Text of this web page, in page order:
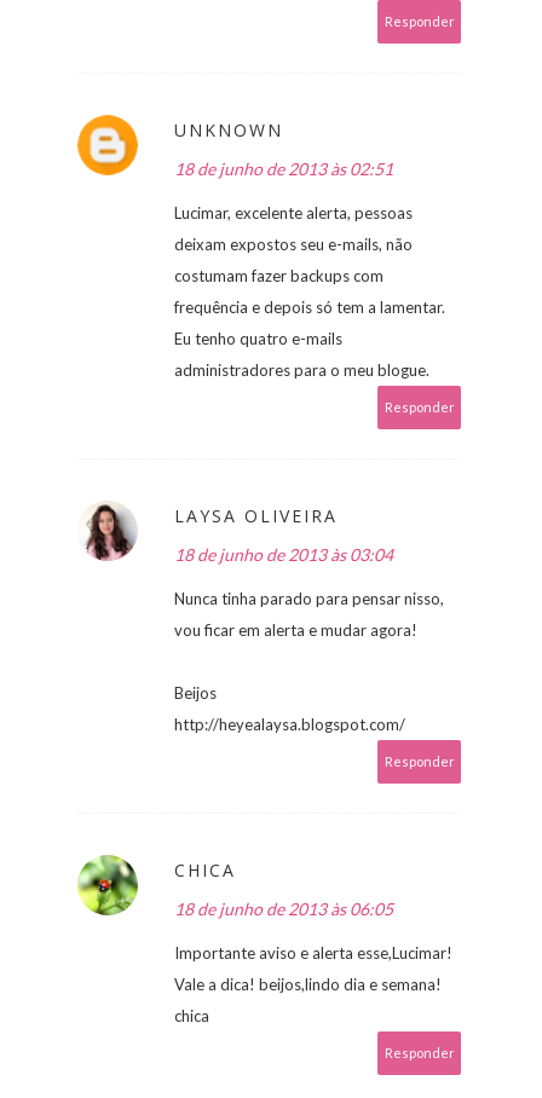
Responder
UNKNOWN
18 de junho de 2013 às 02:51
Lucimar, excelente alerta, pessoas
deixam expostos seu e-mails, não
costumam fazer backups com
frequência e depois só tem a lamentar.
Eu tenho quatro e-mails
administradores para o meu blogue.
Responder
LAYSA OLIVEIRA
18 de junho de 2013 às 03:04
Nunca tinha parado para pensar nisso,
vou ficar em alerta e mudar agora!
Beijos
http://heyealaysa.blogspot.com/
Responder
CHICA
18 de junho de 2013 às 06:05
Importante aviso e alerta esse,Lucimar!
Vale a dica! beijos,lindo dia e semana!
chica
Responder